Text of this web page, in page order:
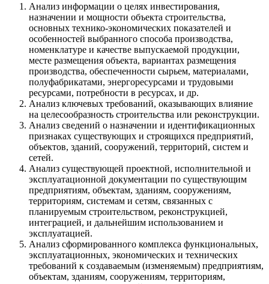
Анализ информации о целях инвестирования,
назначении и мощности объекта строительства,
основных технико-экономических показателей и
особенностей выбранного способа производства,
номенклатуре и качестве выпускаемой продукции,
месте размещения объекта, вариантах размещения
производства, обеспеченности сырьем, материалами,
полуфабрикатами, энергоресурсами и трудовыми
ресурсами, потребности в ресурсах, и др.
Анализ ключевых требований, оказывающих влияние
на целесообразность строительства или реконструкции.
Анализ сведений о назначении и идентификационных
признаках существующих и строящихся предприятий,
объектов, зданий, сооружений, территорий, систем и
сетей.
Анализ существующей проектной, исполнительной и
эксплуатационной документации по существующим
предприятиям, объектам, зданиям, сооружениям,
территориям, системам и сетям, связанных с
планируемым строительством, реконструкцией,
интеграцией, и дальнейшим использованием и
эксплуатацией.
Анализ сформированного комплекса функциональных,
эксплуатационных, экономических и технических
требований к создаваемым (изменяемым) предприятиям,
объектам, зданиям, сооружениям, территориям,